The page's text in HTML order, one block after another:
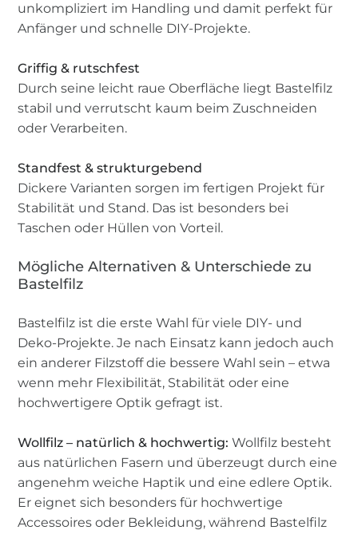
unkompliziert im Handling und damit perfekt für
Anfänger und schnelle DIY-Projekte.
Griffig & rutschfest
Durch seine leicht raue Oberfläche liegt Bastelfilz
stabil und verrutscht kaum beim Zuschneiden
oder Verarbeiten.
Standfest & strukturgebend
Dickere Varianten sorgen im fertigen Projekt für
Stabilität und Stand. Das ist besonders bei
Taschen oder Hüllen von Vorteil.
Mögliche Alternativen & Unterschiede zu
Bastelfilz
Bastelfilz ist die erste Wahl für viele DIY- und
Deko-Projekte. Je nach Einsatz kann jedoch auch
ein anderer Filzstoff die bessere Wahl sein – etwa
wenn mehr Flexibilität, Stabilität oder eine
hochwertigere Optik gefragt ist.
Wollfilz – natürlich & hochwertig: Wollfilz besteht
aus natürlichen Fasern und überzeugt durch eine
angenehm weiche Haptik und eine edlere Optik.
Er eignet sich besonders für hochwertige
Accessoires oder Bekleidung, während Bastelfilz